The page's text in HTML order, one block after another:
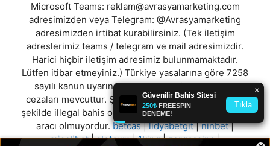
Microsoft Teams: reklam@avrasyamarketing.com
adresimizden veya Telegram: @Avrasyamarketing
adresimizden irtibat kurabilirsiniz. (Tek iletişim
adreslerimiz teams / telegram ve mail adresimizdir.
Harici hiçbir iletişim adresimiz bulunmamaktadır.
Lütfen itibar etmeyiniz.) Türkiye yasalarına göre 7258
sayılı kanun uyarınca yasa dışı bahis oynamanın
cezaları mevcuttur. Şu an bulunduğunuz site hiç bir
şekilde illegal bahis oyunları oynatmıyor ve oynamaya
aracı olmuyordur.betcas|lidyabetgit|ninbet|
misalibet|slotcum|1king|zergcasino|